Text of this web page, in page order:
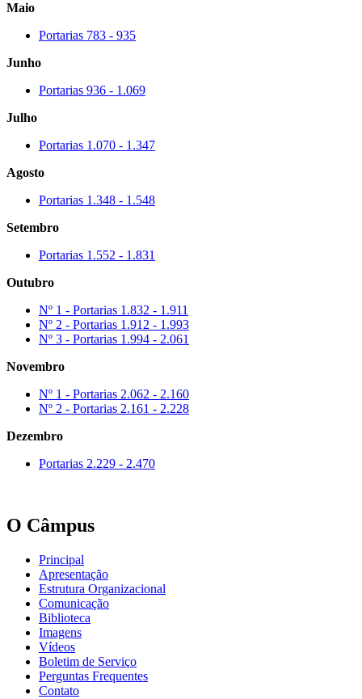
Maio
Portarias 783 - 935
Junho
Portarias 936 - 1.069
Julho
Portarias 1.070 - 1.347
Agosto
Portarias 1.348 - 1.548
Setembro
Portarias 1.552 - 1.831
Outubro
Nº 1 - Portarias 1.832 - 1.911
Nº 2 - Portarias 1.912 - 1.993
Nº 3 - Portarias 1.994 - 2.061
Novembro
Nº 1 - Portarias 2.062 - 2.160
Nº 2 - Portarias 2.161 - 2.228
Dezembro
Portarias 2.229 - 2.470
O Câmpus
Principal
Apresentação
Estrutura Organizacional
Comunicação
Biblioteca
Imagens
Vídeos
Boletim de Serviço
Perguntas Frequentes
Contato